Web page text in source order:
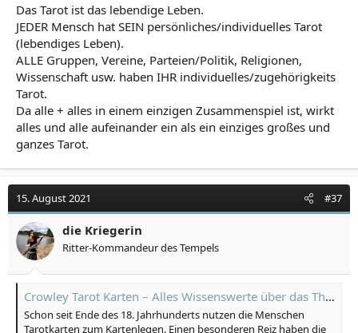
Das Tarot ist das lebendige Leben.
JEDER Mensch hat SEIN persönliches/individuelles Tarot
(lebendiges Leben).
ALLE Gruppen, Vereine, Parteien/Politik, Religionen,
Wissenschaft usw. haben IHR individuelles/zugehörigkeits
Tarot.
Da alle + alles in einem einzigen Zusammenspiel ist, wirkt
alles und alle aufeinander ein als ein einziges großes und
ganzes Tarot.
15. August 2021 #37
die Kriegerin
Ritter-Kommandeur des Tempels
Crowley Tarot Karten – Alles Wissenswerte über das Thoth Tarot Deck
Schon seit Ende des 18. Jahrhunderts nutzen die Menschen
Tarotkarten zum Kartenlegen. Einen besonderen Reiz haben die